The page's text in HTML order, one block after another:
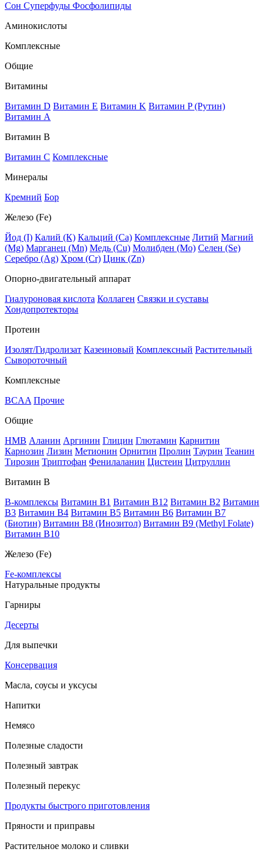
Сон Суперфуды Фосфолипиды
Аминокислоты
Комплексные
Общие
Витамины
Витамин D Витамин E Витамин K Витамин P (Рутин)
Витамин А
Витамин В
Витамин C Комплексные
Минералы
Кремний Бор
Железо (Fe)
Йод (I) Калий (К) Кальций (Са) Комплексные Литий Магний
(Mg) Марганец (Mn) Медь (Сu) Молибден (Мо) Селен (Se)
Серебро (Ag) Хром (Cr) Цинк (Zn)
Опорно-двигательный аппарат
Гиалуроновая кислота Коллаген Связки и суставы
Хондопротекторы
Протеин
Изолят/Гидролизат Казеиновый Комплексный Растительный
Сывороточный
Комплексные
BCAA Прочие
Общие
HMB Аланин Аргинин Глицин Глютамин Карнитин
Карнозин Лизин Метионин Орнитин Пролин Таурин Теанин
Тирозин Триптофан Фенилаланин Цистеин Цитруллин
Витамин В
B-комплексы Витамин B1 Витамин B12 Витамин B2 Витамин
B3 Витамин B4 Витамин B5 Витамин B6 Витамин B7
(Биотин) Витамин B8 (Инозитол) Витамин B9 (Methyl Folate)
Витамин В10
Железо (Fe)
Fe-комплексы
Натуральные продукты
Гарниры
Десерты
Для выпечки
Консервация
Масла, соусы и уксусы
Напитки
Немясо
Полезные сладости
Полезный завтрак
Полезный перекус
Продукты быстрого приготовления
Пряности и приправы
Растительное молоко и сливки